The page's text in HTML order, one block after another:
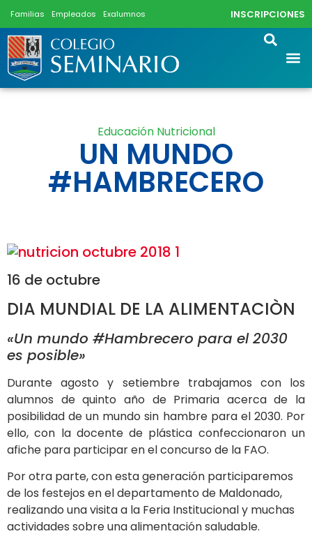
Familias Empleados Exalumnos INSCRIPCIONES
Educación Nutricional
UN MUNDO
#HAMBRECERO
16 de octubre
DIA MUNDIAL DE LA ALIMENTACIÒN
«Un mundo #Hambrecero para el 2030
es posible»
Durante agosto y setiembre trabajamos con los
alumnos de quinto año de Primaria acerca de la
posibilidad de un mundo sin hambre para el 2030. Por
ello, con la docente de plástica confeccionaron un
afiche para participar en el concurso de la FAO.
Por otra parte, con esta generación participaremos
de los festejos en el departamento de Maldonado,
realizando una visita a la Feria Institucional y muchas
actividades sobre una alimentación saludable.